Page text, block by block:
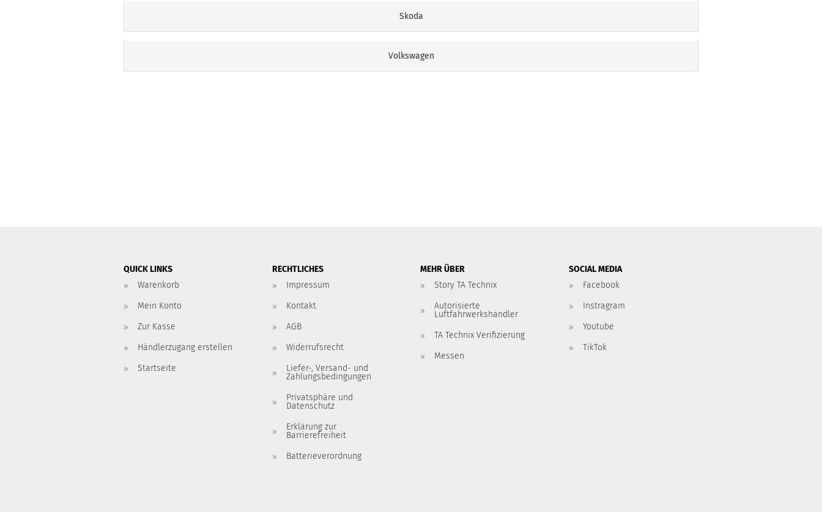
Skoda
Volkswagen
QUICK LINKS
Warenkorb
Mein Konto
Zur Kasse
Händlerzugang erstellen
Startseite
RECHTLICHES
Impressum
Kontakt
AGB
Widerrufsrecht
Liefer-, Versand- und
Zahlungsbedingungen
Privatsphäre und
Datenschutz
Erklärung zur
Barrierefreiheit
Batterieverordnung
MEHR ÜBER
Story TA Technix
Autorisierte
Luftfahrwerkshändler
TA Technix Verifizierung
Messen
SOCIAL MEDIA
Facebook
Instragram
Youtube
TikTok